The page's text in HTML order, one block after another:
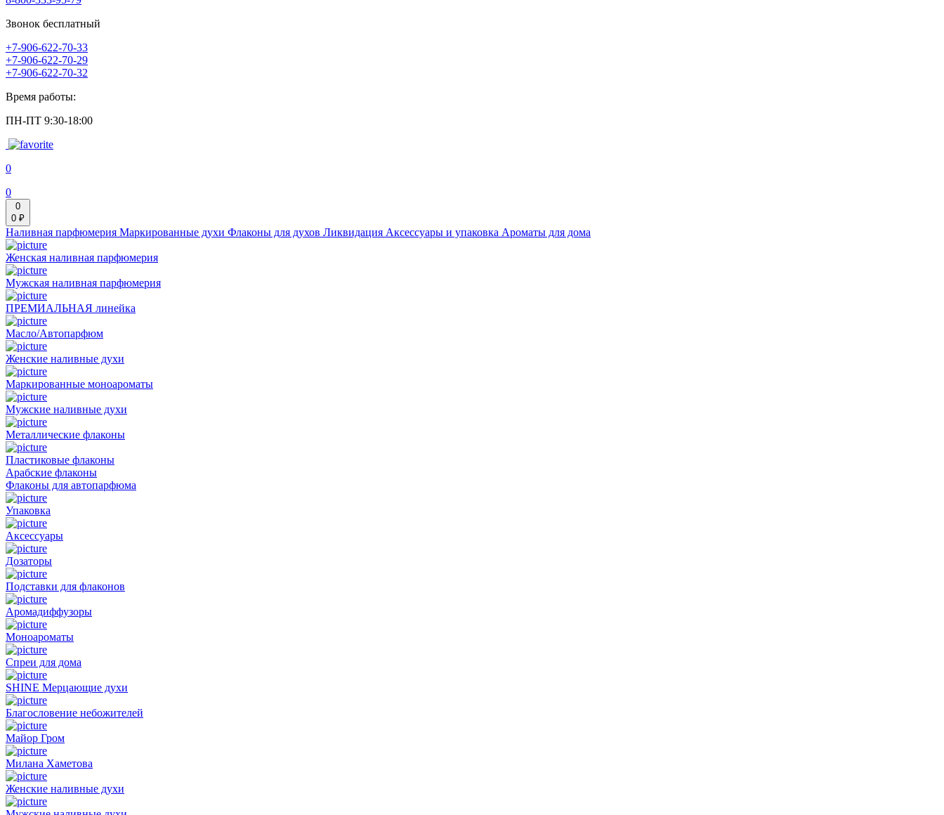
Звонок бесплатный
+7-906-622-70-33
+7-906-622-70-29
+7-906-622-70-32
Время работы:
ПН-ПТ 9:30-18:00
0
0
0
0 ₽
Наливная парфюмерия Маркированные духи Флаконы для духов Ликвидация Аксессуары и упаковка Ароматы для дома
Женская наливная парфюмерия
Мужская наливная парфюмерия
ПРЕМИАЛЬНАЯ линейка
Масло/Автопарфюм
Женские наливные духи
Маркированные моноароматы
Мужские наливные духи
Металлические флаконы
Пластиковые флаконы
Арабские флаконы
Флаконы для автопарфюма
Упаковка
Аксессуары
Дозаторы
Подставки для флаконов
Аромадиффузоры
Моноароматы
Спреи для дома
SHINE Мерцающие духи
Благословение небожителей
Майор Гром
Милана Хаметова
Женские наливные духи